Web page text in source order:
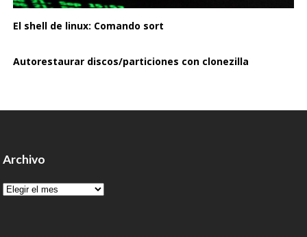
El shell de linux: Comando sort
Autorestaurar discos/particiones con clonezilla
Archivo
Archivo